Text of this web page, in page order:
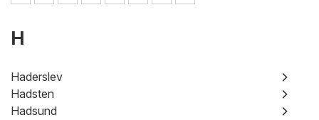
H
Haderslev
Hadsten
Hadsund